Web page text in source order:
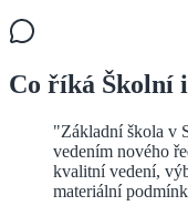
Co říká Školní
"Základní škola v
vedením nového
kvalitní vedení,
materiální